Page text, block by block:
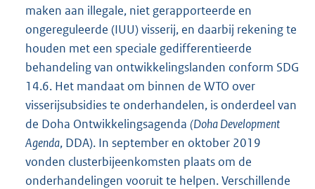
maken aan illegale, niet gerapporteerde en
ongereguleerde (IUU) visserij, en daarbij rekening te
houden met een speciale gedifferentieerde
behandeling van ontwikkelingslanden conform SDG
14.6. Het mandaat om binnen de WTO over
visserijsubsidies te onderhandelen, is onderdeel van
de Doha Ontwikkelingsagenda (Doha Development
Agenda, DDA). In september en oktober 2019
vonden clusterbijeenkomsten plaats om de
onderhandelingen vooruit te helpen. Verschillende